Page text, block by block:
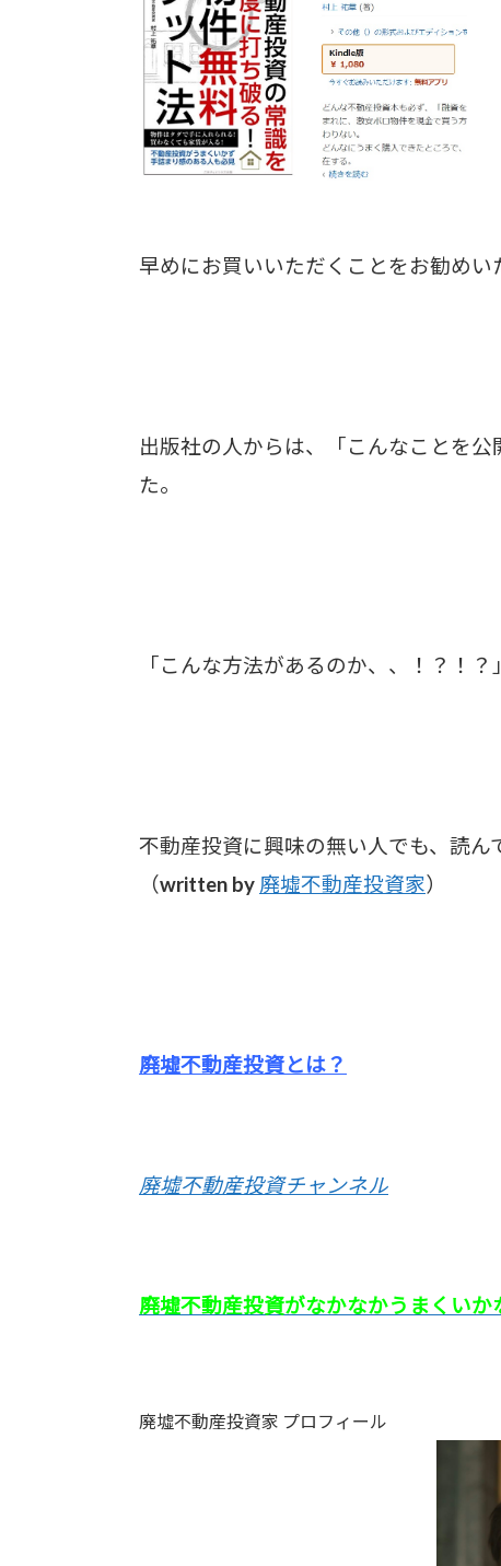
早めにお買いいただくことをお勧めい
出版社の人からは、「こんなことを
た。
「こんな方法があるのか、、！？！
不動産投資に興味の無い人でも、読ん
（written by 廃墟不動産投資家）
廃墟不動産投資とは？
廃墟不動産投資チャンネル
廃墟不動産投資がなかなかうまくいか
廃墟不動産投資家 プロフィール